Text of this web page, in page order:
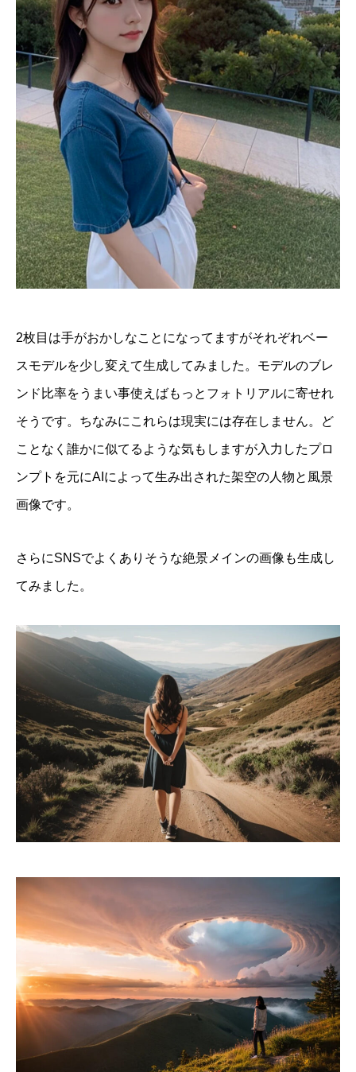
2枚目は手がおかしなことになってますがそれぞれベー
スモデルを少し変えて生成してみました。モデルのブレ
ンド比率をうまい事使えばもっとフォトリアルに寄せれ
そうです。ちなみにこれらは現実には存在しません。ど
ことなく誰かに似てるような気もしますが入力したプロ
ンプトを元にAIによって生み出された架空の人物と風景
画像です。
さらにSNSでよくありそうな絶景メインの画像も生成し
てみました。